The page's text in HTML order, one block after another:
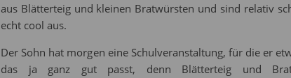
aus Blätterteig und kleinen Bratwürsten und sind relativ
echt cool aus.
Der Sohn hat morgen eine Schulveranstaltung, für die er
das ja ganz gut passt, denn Blätterteig und